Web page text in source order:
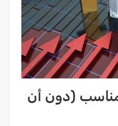
(دون أن